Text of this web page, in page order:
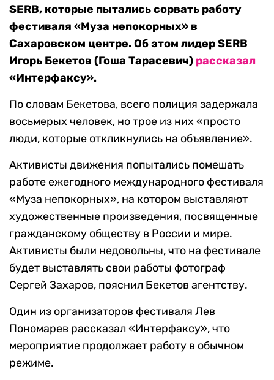
SERB, которые пытались сорвать работу
фестиваля «Муза непокорных» в
Сахаровском центре. Об этом лидер SERB
Игорь Бекетов (Гоша Тарасевич) рассказал
«Интерфаксу».
По словам Бекетова, всего полиция задержала
восьмерых человек, но трое из них «просто
люди, которые откликнулись на объявление».
Активисты движения попытались помешать
работе ежегодного международного фестиваля
«Муза непокорных», на котором выставляют
художественные произведения, посвященные
гражданскому обществу в России и мире.
Активисты были недовольны, что на фестивале
будет выставлять свои работы фотограф
Сергей Захаров, пояснил Бекетов агентству.
Один из организаторов фестиваля Лев
Пономарев рассказал «Интерфаксу», что
мероприятие продолжает работу в обычном
режиме.